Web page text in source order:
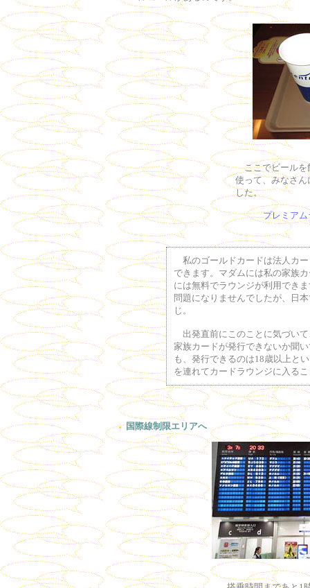
ここでビールを
使って、みなさ
した。
プレミア
私のゴールドカードは法人カ
できます。マダムには私の家族
には無料でラウンジが利用でき
問題になりませんでしたが、日
じ。
出発直前にこのことに気づい
家族カードが発行できないか聞
も、発行できるのは18歳以上と
を連れてカードラウンジに入る
国際線制限エリアへ